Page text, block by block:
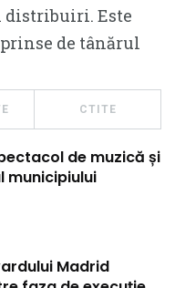
Este
de tânărul
CTITE
de muzică și
municipiului
Madrid